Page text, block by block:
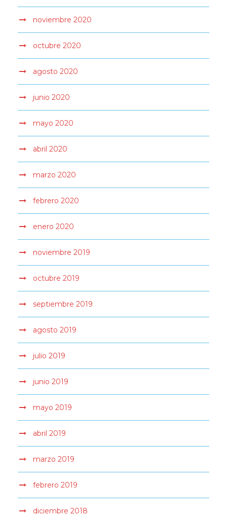
noviembre 2020
octubre 2020
agosto 2020
junio 2020
mayo 2020
abril 2020
marzo 2020
febrero 2020
enero 2020
noviembre 2019
octubre 2019
septiembre 2019
agosto 2019
julio 2019
junio 2019
mayo 2019
abril 2019
marzo 2019
febrero 2019
diciembre 2018